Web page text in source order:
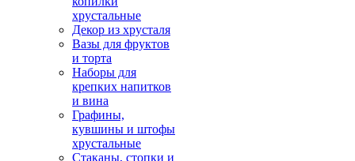
хрустальные
Декор из хрусталя
Вазы для фруктов
и торта
Наборы для
крепких напитков
и вина
Графины,
кувшины и штофы
хрустальные
Стаканы, стопки и